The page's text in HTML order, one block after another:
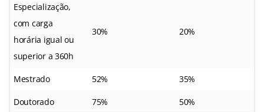
Especialização,
com carga
horária igual ou
superior a 360h
30% 20%
Mestrado 52% 35%
Doutorado 75% 50%